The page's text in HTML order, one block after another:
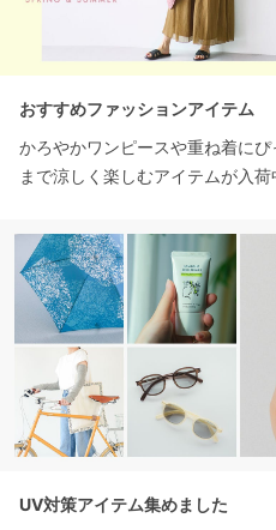
おすすめファッションアイテム
かろやかワンピースや重ね着に
まで涼しく楽しむアイテムが入荷
UV対策アイテム集めました